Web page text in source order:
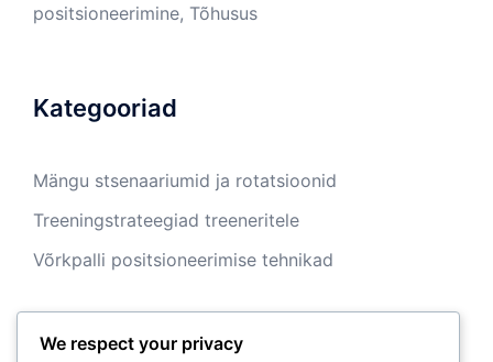
positsioneerimine, Tõhusus
Kategooriad
Mängu stsenaariumid ja rotatsioonid
Treeningstrateegiad treeneritele
Võrkpalli positsioneerimise tehnikad
Arhiiv
We respect your privacy